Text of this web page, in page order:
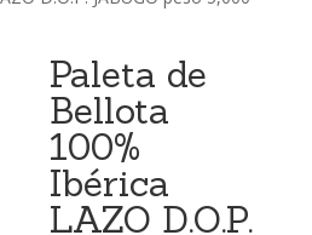
Paleta de
Bellota
100%
Ibérica
LAZO D.O.P.